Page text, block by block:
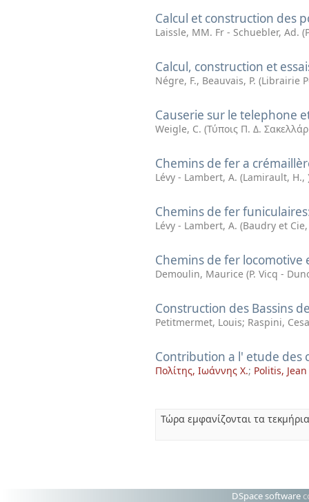
Calcul et construction des
Laissle, MM. Fr - Schuebler, Ad. (
Calcul, construction et
Négre, F., Beauvais, P. (Librairie
Causerie sur le telephone
Weigle, C. (Τύποις Π. Δ.
Chemins de fer a
Lévy - Lambert, A. (Lamirault, H.,
Chemins de fer
Lévy - Lambert, A. (Baudry et Cie
Chemins de fer
Demoulin, Maurice (P. Vicq -
Construction des Bassins
Petitmermet, Louis; Raspini,
Contribution a l' etude des
Πολίτης, Ιωάννης Χ.; Politis,
Τώρα εμφανίζονται τα
DSpace software